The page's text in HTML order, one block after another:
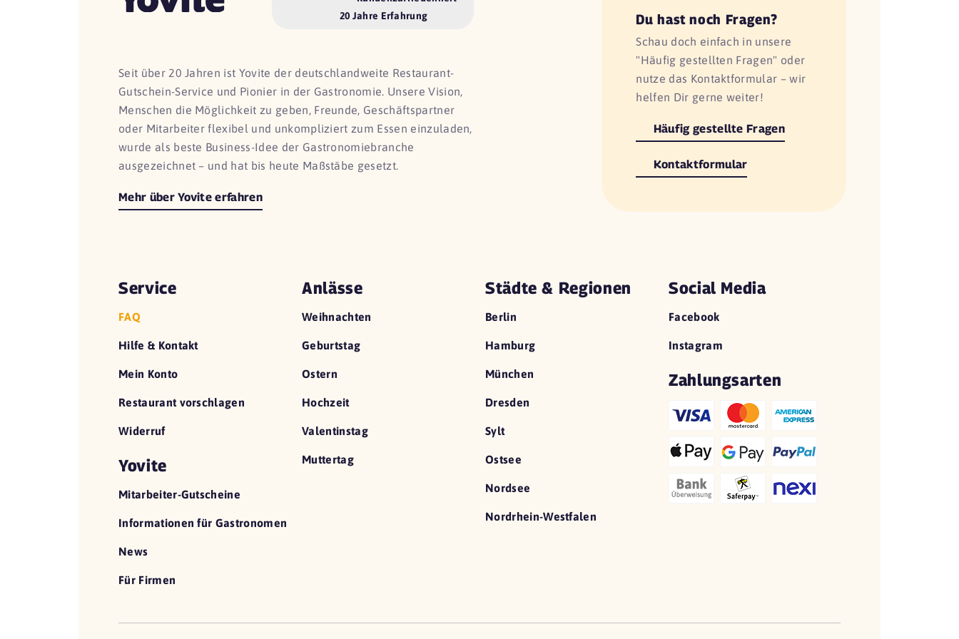
20 Jahre Erfahrung
Seit über 20 Jahren ist Yovite der deutschlandweite Restaurant-
Gutschein-Service und Pionier in der Gastronomie. Unsere Vision,
Menschen die Möglichkeit zu geben, Freunde, Geschäftspartner
oder Mitarbeiter flexibel und unkompliziert zum Essen einzuladen,
wurde als beste Business-Idee der Gastronomiebranche
ausgezeichnet – und hat bis heute Maßstäbe gesetzt.
Mehr über Yovite erfahren
Du hast noch Fragen?
Schau doch einfach in unsere
"Häufig gestellten Fragen" oder
nutze das Kontaktformular – wir
helfen Dir gerne weiter!
Häufig gestellte Fragen
Kontaktformular
Service
FAQ
Hilfe & Kontakt
Mein Konto
Restaurant vorschlagen
Widerruf
Yovite
Mitarbeiter-Gutscheine
Informationen für Gastronomen
News
Für Firmen
Anlässe
Weihnachten
Geburtstag
Ostern
Hochzeit
Valentinstag
Muttertag
Städte & Regionen
Berlin
Hamburg
München
Dresden
Sylt
Ostsee
Nordsee
Nordrhein-Westfalen
Social Media
Facebook
Instagram
Zahlungsarten